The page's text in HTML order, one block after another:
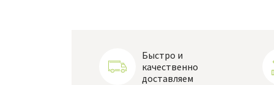
Быстро и
качественно
доставляем